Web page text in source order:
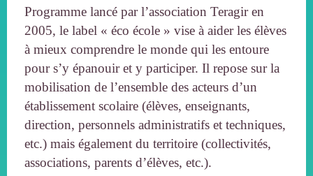
Programme lancé par l’association Teragir en
2005, le label « éco école » vise à aider les élèves
à mieux comprendre le monde qui les entoure
pour s’y épanouir et y participer. Il repose sur la
mobilisation de l’ensemble des acteurs d’un
établissement scolaire (élèves, enseignants,
direction, personnels administratifs et techniques,
etc.) mais également du territoire (collectivités,
associations, parents d’élèves, etc.).